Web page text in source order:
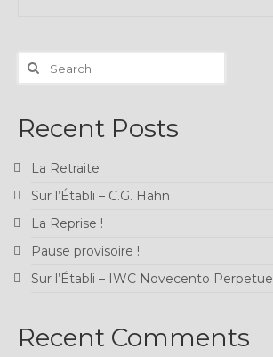
Search
for:
Recent Posts
La Retraite
Sur l’Établi – C.G. Hahn
La Reprise !
Pause provisoire !
Sur l’Établi – IWC Novecento Perpetuel
Recent Comments